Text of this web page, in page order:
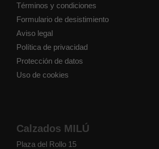
Términos y condiciones
Formulario de desistimiento
Aviso legal
Política de privacidad
Protección de datos
Uso de cookies
Calzados MILÚ
Plaza del Rollo 15